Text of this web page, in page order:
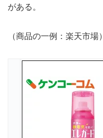
がある。
（商品の一例：楽天市場）